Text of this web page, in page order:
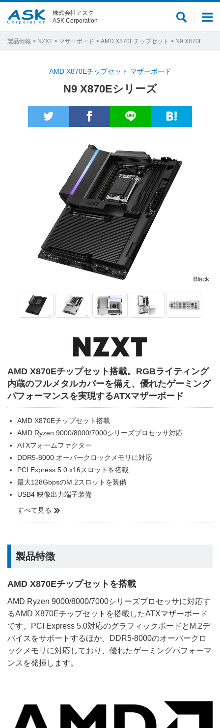
メ
ュ
サ
ト
株式会社アスク
ASK Corporation
製品情報 > NZXT > マザーボード > AMD X870Eチップセット > N9 X870Eシリーズ
AMD X870Eチップセット マザーボード
N9 X870Eシリーズ
AMD X870Eチップセット搭載。RGBライティング
内蔵のフルメタルカバーを備え、優れたゲーミング
パフォーマンスを実現するATXマザーボード
AMD X870Eチップセット搭載
AMD Ryzen 9000/8000/7000シリーズプロセッサ対応
ATXフォームファクター
DDR5-8000 オーバークロックメモリに対応
PCI Express 5.0 x16スロットを搭載
最大128GbpsのM.2スロットを装備
USB4 映像出力端子装備
すべて見る
製品特徴
AMD X870Eチップセットを搭載
AMD Ryzen 9000/8000/7000シリーズプロセッサに対応す
るAMD X870Eチップセットを搭載したATXマザーボード
です。PCI Express 5.0対応のグラフィックボードとM.2デ
バイスをサポートするほか、DDR5-8000のオーバークロ
ックメモリに対応しており、優れたゲーミングパフォーマ
ンスを発揮します。